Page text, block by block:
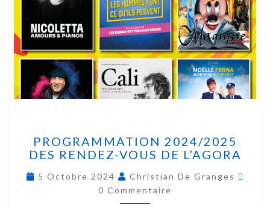
PROGRAMMATION 2024/2025
DES RENDEZ-VOUS DE L’AGORA
5 Octobre 2024
Christian De Granges
0 Commentaire